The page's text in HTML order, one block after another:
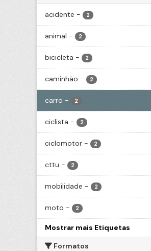
acidente - 2
animal - 2
bicicleta - 2
caminhão - 2
carro - 2
ciclista - 2
ciclomotor - 2
cttu - 2
mobilidade - 2
moto - 2
Mostrar mais Etiquetas
Formatos